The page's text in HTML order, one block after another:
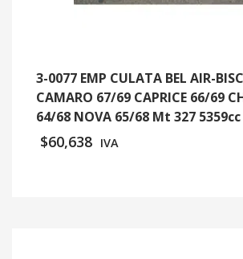
3-0077 EMP CULATA BEL AIR-
CAMARO 67/69 CAPRICE 66/69
64/68 NOVA 65/68 Mt 327
$60,638 IVA